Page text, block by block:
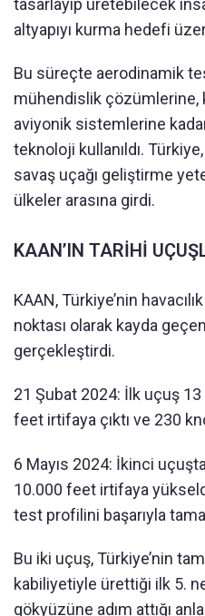
tasarlayıp üretebilecek
altyapıyı kurma hedefi
Bu süreçte aerodinamik
mühendislik çözümlerine,
aviyonik sistemlerine
teknoloji kullanıldı.
savaş uçağı geliştirme
ülkeler arasına girdi.
KAAN’IN TARİHİ
KAAN, Türkiye’nin
noktası olarak kayda
gerçekleştirdi.
21 Şubat 2024: İlk uçuş
feet irtifaya çıktı ve 230
6 Mayıs 2024: İkinci
10.000 feet irtifaya
test profilini başarıyla
Bu iki uçuş, Türkiye’nin
kabiliyetiyle ürettiği ilk 5.
gökyüzüne adım attığı